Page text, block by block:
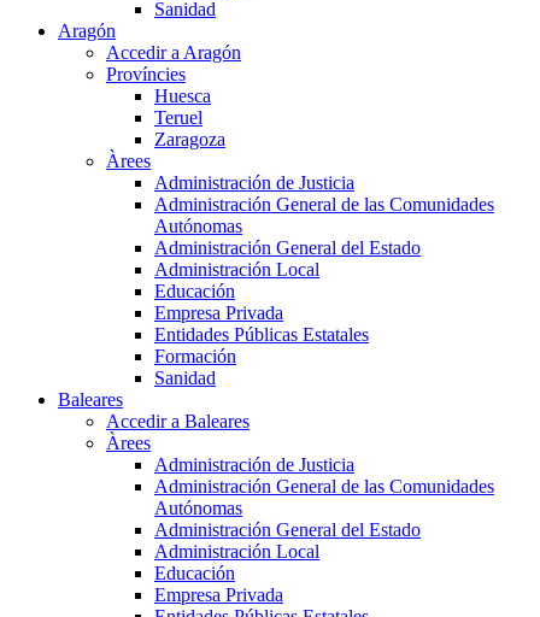
Sanidad
Aragón
Accedir a Aragón
Províncies
Huesca
Teruel
Zaragoza
Àrees
Administración de Justicia
Administración General de las Comunidades
Autónomas
Administración General del Estado
Administración Local
Educación
Empresa Privada
Entidades Públicas Estatales
Formación
Sanidad
Baleares
Accedir a Baleares
Àrees
Administración de Justicia
Administración General de las Comunidades
Autónomas
Administración General del Estado
Administración Local
Educación
Empresa Privada